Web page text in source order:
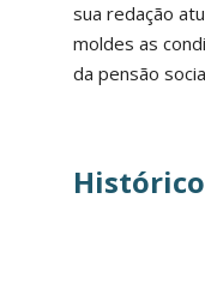
sua redação
moldes as
da pensão
Histórico